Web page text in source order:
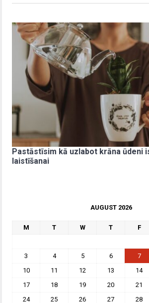
Pastāstīsim kā uzlabot krāna ūdeni
laistīšanai
AUGUST 2026
M T W T F
3
4 5 6 7
10
11 12 13 14
17
18 19 20 21
24
25 26 27 28